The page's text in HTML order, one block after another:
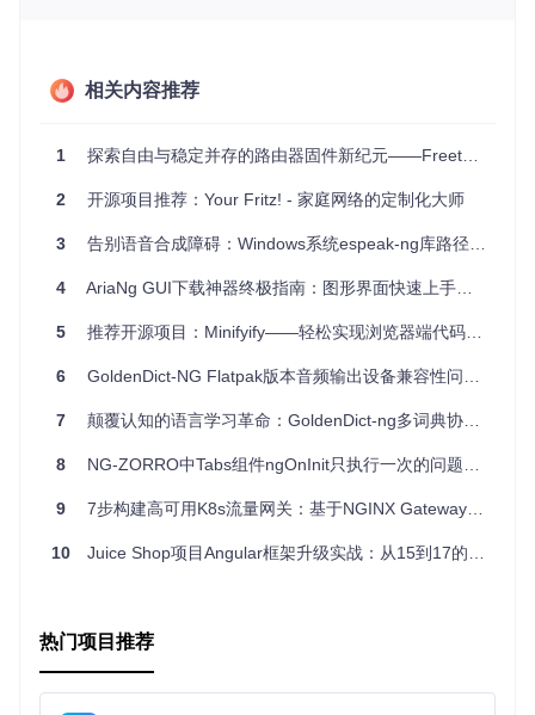
4、项目特点
高度可定制 ：Freetz允许用户深入配置网络参数，以满足特
良好的硬件兼容性：支持多种路由器型号，包括老旧和新型
强大的社区支持：虽然官方维护停止，但有一部分忠实用户
易用的图形界面：通过Web界面，即使是技术新手也能轻松
充分利用现有路由器潜力的用户，尽管Freetz已不再维护，但
全性和新特性，请考虑迁移到Freetz-NG项目。
相关内容推荐
1 探索自由与稳定并存的路由器固件新纪元——Freetz-NG
2 开源项目推荐：Your Fritz! - 家庭网络的定制化大师
3 告别语音合成障碍：Windows系统espeak-ng库路径配置全攻略
4 AriaNg GUI下载神器终极指南：图形界面快速上手教程
5 推荐开源项目：Minifyify——轻松实现浏览器端代码压缩与调试
6 GoldenDict-NG Flatpak版本音频输出设备兼容性问题解析
7 颠覆认知的语言学习革命：GoldenDict-ng多词典协同工具完全指南
8 NG-ZORRO中Tabs组件ngOnInit只执行一次的问题解析
9 7步构建高可用K8s流量网关：基于NGINX Gateway Fabric的企业级实践
10 Juice Shop项目Angular框架升级实战：从15到17的技术挑战与解决方案
热门项目推荐